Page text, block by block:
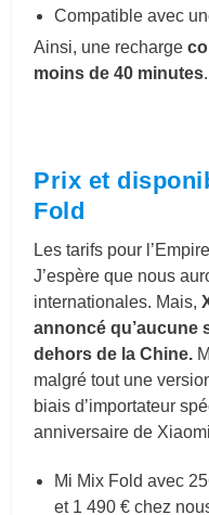
Compatible avec
Ainsi, une recharge
moins de 40 minutes.
Prix et
Fold
Les tarifs pour
J’espère que nous
internationales. Mais,
annoncé qu’aucune
dehors de la Chine.
malgré tout une
biais d’importateur
anniversaire de
Mi Mix Fold avec
et 1 490 € chez